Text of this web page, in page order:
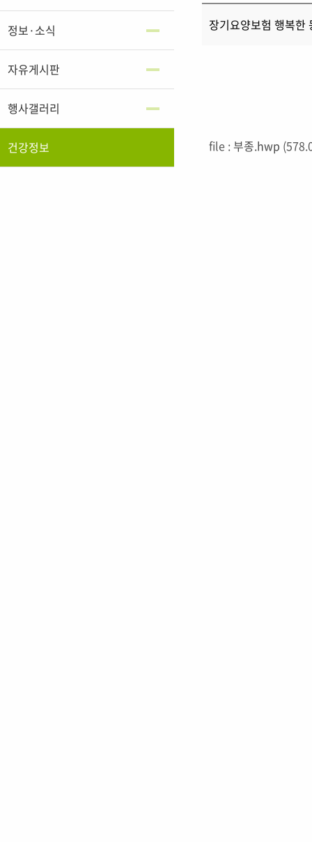
정보·소식
자유게시판
행사갤러리
건강정보
장기요양보험 행복한
file : 부종.hwp